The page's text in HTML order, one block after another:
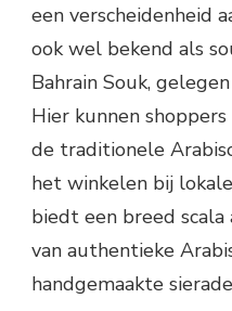
een verscheidenheid
ook wel bekend als
Bahrain Souk,
Hier kunnen
de traditionele
het winkelen bij
biedt een breed scala
van authentieke
handgemaakte